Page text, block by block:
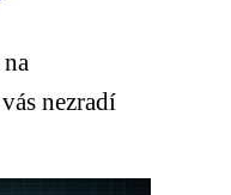
nezradí